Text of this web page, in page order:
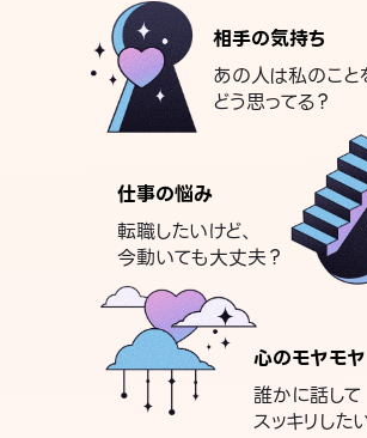
相手の気持ち
あの人は私のこと
どう思ってる？
仕事の悩み
転職したいけど、
今動いても大丈夫？
心のモヤモヤ
誰かに話して
スッキリした